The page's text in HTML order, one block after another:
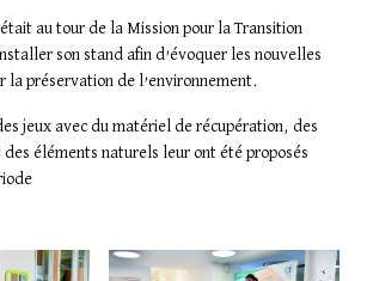
au tour de la Mission pour la Transition
son stand afin d’évoquer les nouvelles
la préservation de l’environnement.
jeux avec du matériel de récupération, des
éléments naturels leur ont été proposés